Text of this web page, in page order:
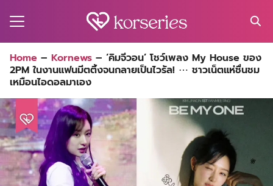
for:
Home – Kornews – ‘คิมจีวอน’ โชว์เพลง My House ของ
2PM ในงานแฟนมีตติ้งจนกลายเป็นไวรัล! ⋯ ชาวเน็ตแห่ชื่นชม
เหมือนไอดอลมาเอง